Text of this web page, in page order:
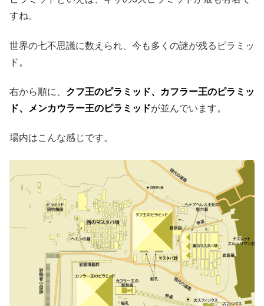
すね。
世界の七不思議に数えられ、今も多くの謎が残るピラミッ
ド。
右から順に、 クフ王のピラミッド、カフラー王のピラミッ
ド、メンカウラー王のピラミッドが並んでいます。
場内はこんな感じです。